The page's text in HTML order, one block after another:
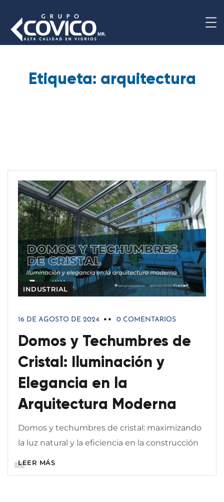
Etiqueta: arquitectura
INDUSTRIAL
16 DE AGOSTO DE 2024 0 COMENTARIOS
Domos y Techumbres de
Cristal: Iluminación y
Elegancia en la
Arquitectura Moderna
Domos y techumbres de cristal: maximizando
la luz natural y la eficiencia en la construcción
LEER MÁS